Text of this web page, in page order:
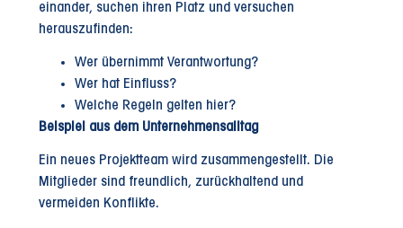
einander, suchen ihren Platz und versuchen
herauszufinden:
Wer übernimmt Verantwortung?
Wer hat Einfluss?
Welche Regeln gelten hier?
Beispiel aus dem Unternehmensalltag
Ein neues Projektteam wird zusammengestellt. Die
Mitglieder sind freundlich, zurückhaltend und
vermeiden Konflikte.